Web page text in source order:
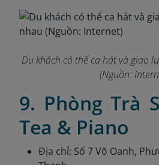
Du khách có thể ca hát và giao
(Nguồn:
9. Phòng Trà
Tea & Piano
Địa chỉ: Số 7 Võ Oanh,